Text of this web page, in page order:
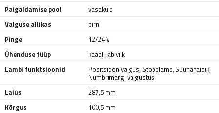
Paigaldamise pool
vasakule
Valguse allikas
pirn
Pinge
12/24 V
Ühenduse tüüp
kaabli läbiviik
Lambi funktsioonid
Positsioonivalgus, Stopplamp, Suunanäidik,
Numbrimärgi valgustus
Laius
287,5 mm
Kõrgus
100,5 mm